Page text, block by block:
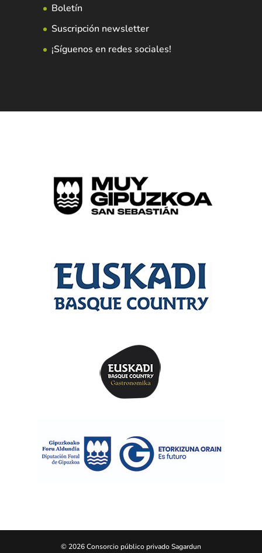
Boletín
Suscripción newsletter
¡Síguenos en redes sociales!
© 2026 Consorcio público privado Sagardun